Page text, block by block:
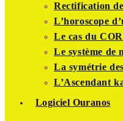
Rectification
L’horoscope
Le cas du
Le système de
La symétrie
L’Ascendant
Logiciel Ouranos